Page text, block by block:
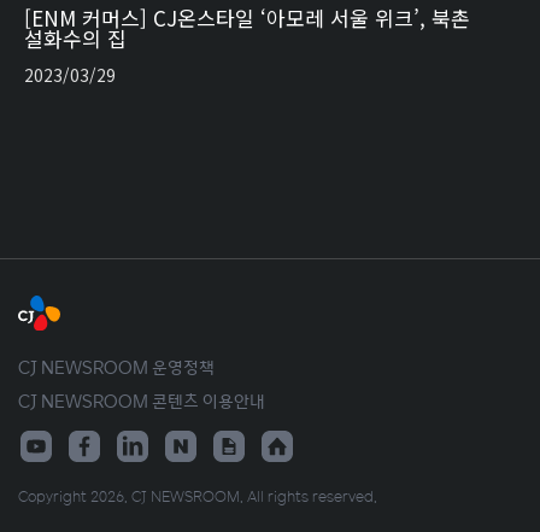
[ENM 커머스] CJ온스타일 ‘아모레 서울 위크’, 북촌
설화수의 집
2023/03/29
CJ NEWSROOM 운영정책
CJ NEWSROOM 콘텐츠 이용안내
Copyright 2026. CJ NEWSROOM. All rights reserved.